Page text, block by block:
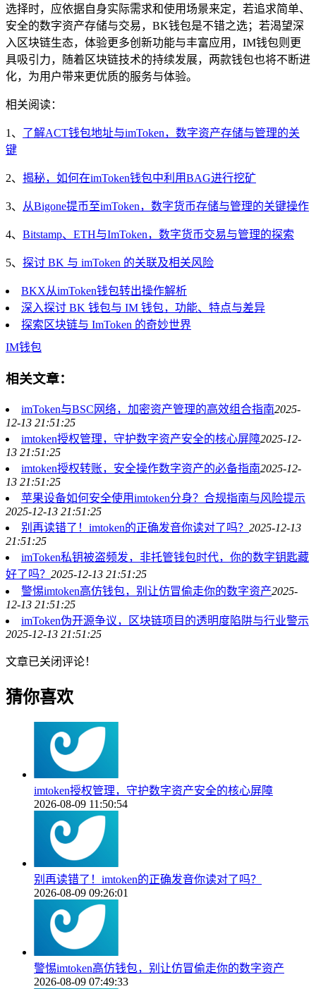
选择时，应依据自身实际需求和使用场景来定，若追求简单、
安全的数字资产存储与交易，BK钱包是不错之选；若渴望深
入区块链生态，体验更多创新功能与丰富应用，IM钱包则更
具吸引力，随着区块链技术的持续发展，两款钱包也将不断进
化，为用户带来更优质的服务与体验。
相关阅读：
1、 了解ACT钱包地址与imToken，数字资产存储与管理的关
键
2、 揭秘，如何在imToken钱包中利用BAG进行挖矿
3、 从Bigone提币至imToken，数字货币存储与管理的关键操作
4、 Bitstamp、ETH与ImToken，数字货币交易与管理的探索
5、 探讨 BK 与 imToken 的关联及相关风险
BKX从imToken钱包转出操作解析
深入探讨 BK 钱包与 IM 钱包，功能、特点与差异
探索区块链与 ImToken 的奇妙世界
IM钱包
相关文章：
imToken与BSC网络，加密资产管理的高效组合指南2025-
12-13 21:51:25
imtoken授权管理，守护数字资产安全的核心屏障2025-12-
13 21:51:25
imtoken授权转账，安全操作数字资产的必备指南2025-12-
13 21:51:25
苹果设备如何安全使用imtoken分身？合规指南与风险提示
2025-12-13 21:51:25
别再读错了！imtoken的正确发音你读对了吗？ 2025-12-13
21:51:25
imToken私钥被盗频发，非托管钱包时代，你的数字钥匙藏
好了吗？ 2025-12-13 21:51:25
警惕imtoken高仿钱包，别让仿冒偷走你的数字资产2025-
12-13 21:51:25
imToken伪开源争议，区块链项目的透明度陷阱与行业警示
2025-12-13 21:51:25
文章已关闭评论！
猜你喜欢
imtoken授权管理，守护数字资产安全的核心屏障
2026-08-09 11:50:54
别再读错了！imtoken的正确发音你读对了吗？
2026-08-09 09:26:01
警惕imtoken高仿钱包，别让仿冒偷走你的数字资产
2026-08-09 07:49:33